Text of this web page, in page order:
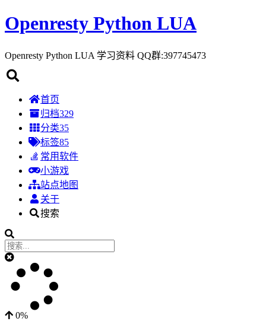
Openresty Python LUA
Openresty Python LUA 学习资料 QQ群:397745473
首页
归档329
分类35
标签85
常用软件
小游戏
站点地图
关于
搜索
0%